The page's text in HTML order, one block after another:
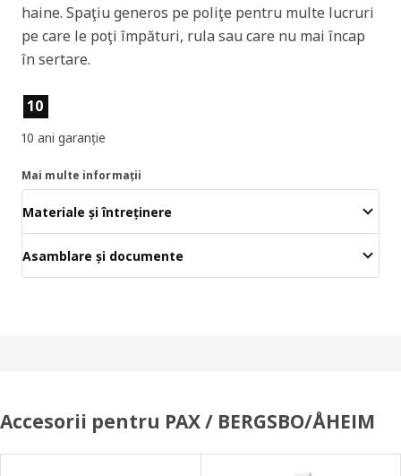
haine. Spaţiu generos pe poliţe pentru multe lucruri
pe care le poţi împături, rula sau care nu mai încap
în sertare.
Caracteristicile produselor
10
10 ani garanție
Mai multe informații
Materiale și întreținere
Asamblare și documente
Accesorii pentru PAX / BERGSBO/ÅHEIM